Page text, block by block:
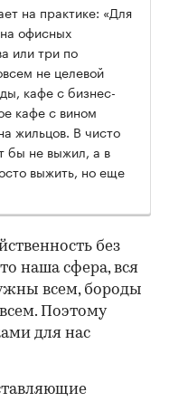
на практике: «Для
офисных
или три по
не целевой
кафе с бизнес-
кафе с вином
жильцов. В чисто
бы не выжил, а в
выжить, но еще
без
наша сфера, вся
всем, бороды
Поэтому
для нас